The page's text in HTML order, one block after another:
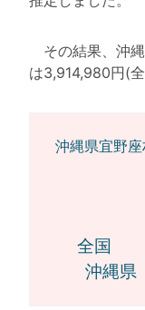
その結果、沖
は3,914,980円(
沖縄県宜野
全国
沖縄